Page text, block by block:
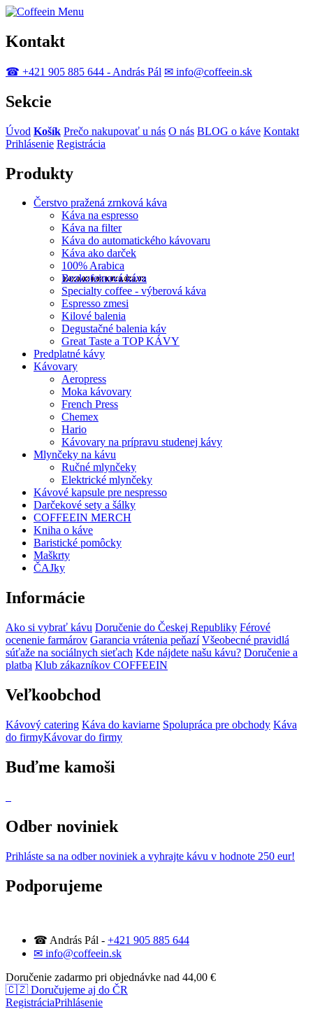
Menu
Kontakt
☎ +421 905 885 644 - András Pál ✉ info@coffeein.sk
Sekcie
Úvod Košík Prečo nakupovať u nás O nás BLOG o káve Kontakt
Prihlásenie Registrácia
Produkty
Čerstvo pražená zrnková káva
Káva na espresso
Káva na filter
Káva do automatického kávovaru
Káva ako darček
100% Arabica
Bezkofeinová káva
Specialty coffee - výberová káva
Espresso zmesi
Kilové balenia
Degustačné balenia káv
Great Taste a TOP KÁVY
Predplatné kávy
Kávovary
Aeropress
Moka kávovary
French Press
Chemex
Hario
Kávovary na prípravu studenej kávy
Mlynčeky na kávu
Ručné mlynčeky
Elektrické mlynčeky
Kávové kapsule pre nespresso
Darčekové sety a šálky
COFFEEIN MERCH
Kniha o káve
Baristické pomôcky
Maškrty
ČAJky
Informácie
Ako si vybrať kávu Doručenie do Českej Republiky Férové
ocenenie farmárov Garancia vrátenia peňazí Všeobecné pravidlá
súťaže na sociálnych sieťach Kde nájdete našu kávu? Doručenie a
platba Klub zákazníkov COFFEEIN
Veľkoobchod
Kávový catering Káva do kaviarne Spolupráca pre obchody Káva
do firmyKávovar do firmy
Buďme kamoši
Odber noviniek
Prihláste sa na odber noviniek a vyhrajte kávu v hodnote 250 eur!
Podporujeme
☎ András Pál - +421 905 885 644
✉ info@coffeein.sk
Doručenie zadarmo pri objednávke nad 44,00 €
🇨🇿 Doručujeme aj do ČR
RegistráciaPrihlásenie